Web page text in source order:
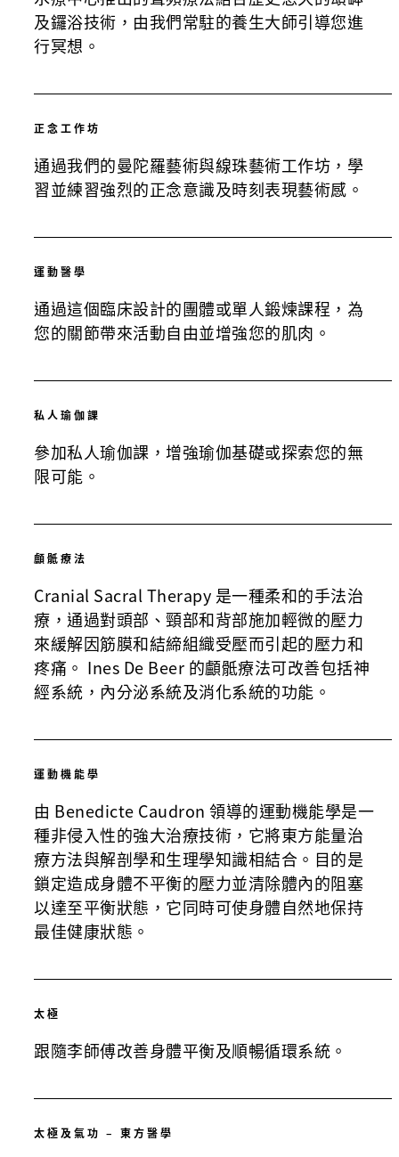
及鑼浴技術，由我們常駐的養生大師引導您進
行冥想。
正念工作坊
通過我們的曼陀羅藝術與線珠藝術工作坊，學
習並練習強烈的正念意識及時刻表現藝術感。
運動醫學
通過這個臨床設計的團體或單人鍛煉課程，為
您的關節帶來活動自由並增強您的肌肉。
私人瑜伽課
參加私人瑜伽課，增強瑜伽基礎或探索您的無
限可能。
顱骶療法
Cranial Sacral Therapy 是一種柔和的手法治
療，通過對頭部、頸部和背部施加輕微的壓力
來緩解因筋膜和結締組織受壓而引起的壓力和
疼痛。 Ines De Beer 的顱骶療法可改善包括神
經系統，內分泌系統及消化系統的功能。
運動機能學
由 Benedicte Caudron 領導的運動機能學是一
種非侵入性的強大治療技術，它將東方能量治
療方法與解剖學和生理學知識相結合。目的是
鎖定造成身體不平衡的壓力並清除體內的阻塞
以達至平衡狀態，它同時可使身體自然地保持
最佳健康狀態。
太極
跟隨李師傅改善身體平衡及順暢循環系統。
太極及氣功 – 東方醫學